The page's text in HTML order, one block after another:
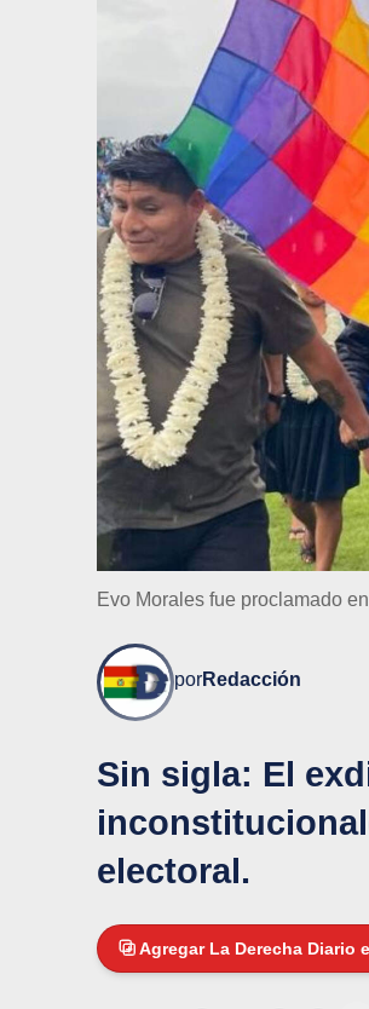
Evo Morales fue proclamado
porRedacción
Sin sigla: El
electoral.
Agregar La Derecha Diario